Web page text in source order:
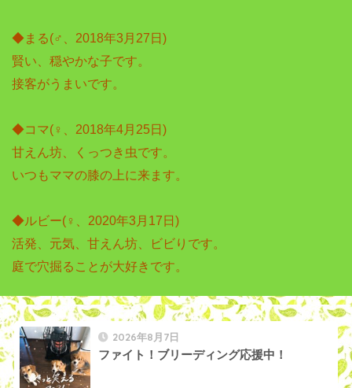
◆まる(♂、2018年3月27日)
賢い、穏やかな子です。
接客がうまいです。
◆コマ(♀、2018年4月25日)
甘えん坊、くっつき虫です。
いつもママの膝の上に来ます。
◆ルビー(♀、2020年3月17日)
活発、元気、甘えん坊、ビビりです。
庭で穴掘ることが大好きです。
2026年8月7日
ファイト！ブリーディング応援中！